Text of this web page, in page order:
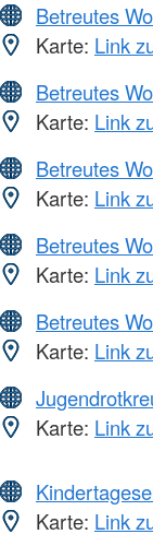
Betreutes
Karte: Link
Betreutes
Karte: Link
Betreutes
Karte: Link
Betreutes
Karte: Link
Betreutes
Karte: Link
Karte: Link
Karte: Link